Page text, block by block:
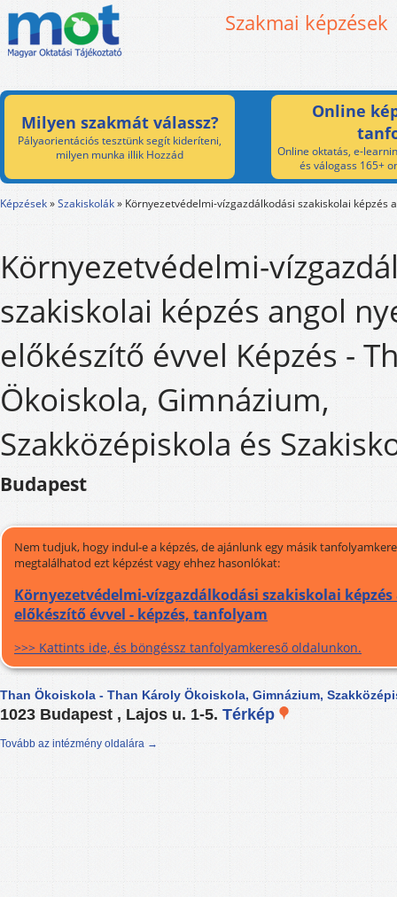
Szakmai képzések
Milyen szakmát válassz?
Pályaorientációs tesztünk segít kideríteni,
milyen munka illik Hozzád
Online
Online oktatás, e-
és válogass 165+
Képzések»Szakiskolák» Környezetvédelmi-vízgazdálkodási szakiskolai képzés
Környezetvédelmi-
szakiskolai képzés angol
előkészítő évvel Képzés -
Ökoiskola, Gimnázium,
Szakközépiskola és
Budapest
Nem tudjuk, hogy indul-e a képzés, de ajánlunk egy másik
megtalálhatod ezt képzést vagy ehhez hasonlókat:
Környezetvédelmi-vízgazdálkodási szakiskolai
előkészítő évvel - képzés, tanfolyam
>>> Kattints ide, és böngéssz tanfolyamkereső oldalunkon.
Than Ökoiskola - Than Károly Ökoiskola, Gimnázium,
1023 Budapest , Lajos u. 1-5. Térkép
Tovább az intézmény oldalára →